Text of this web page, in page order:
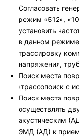
Согласовать
режим «512»,
установить
в данном режиме
трассировку
напряжения,
Поиск места
(трассопоиск с
Поиск места
осуществлять
акустическим
ЭМД (АД) к